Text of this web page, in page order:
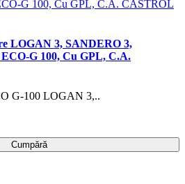
LOGAN 3, SANDERO 3,
G 100, Cu GPL, C.A.
G-100 LOGAN 3,..
Cumpără